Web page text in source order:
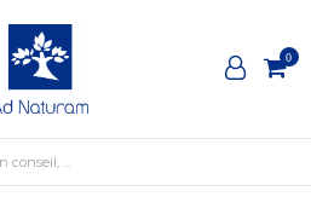
0
conseil, ...